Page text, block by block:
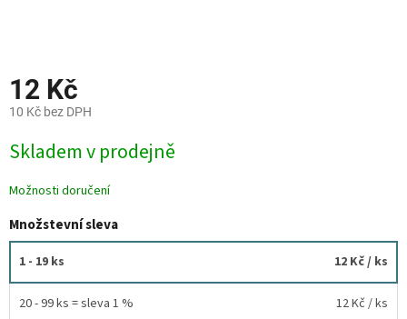
12 Kč
10 Kč bez DPH
cena:
Skladem v prodejně
Možnosti doručení
Množstevní sleva
1 - 19 ks 12 Kč/ ks
20 - 99 ks = sleva 1 % 12 Kč / ks